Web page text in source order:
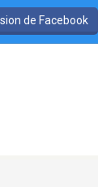
de Facebook